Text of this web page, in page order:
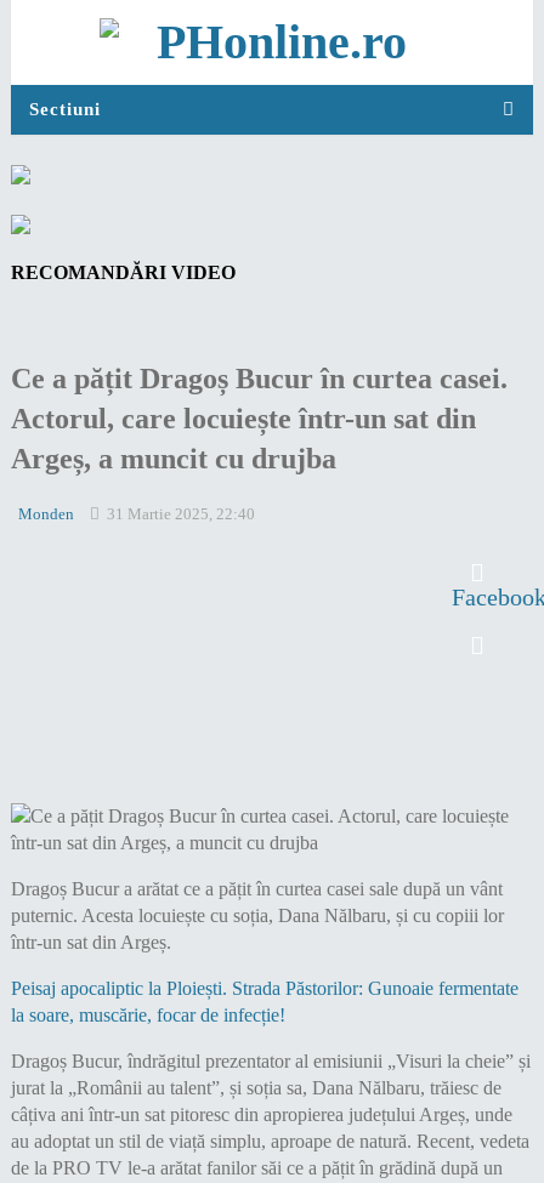
Sectiuni
RECOMANDĂRI VIDEO
Ce a pățit Dragoș Bucur în curtea casei.
Actorul, care locuiește într-un sat din
Argeș, a muncit cu drujba
Monden 31 Martie 2025, 22:40
Dragoș Bucur a arătat ce a pățit în curtea casei sale după un vânt
puternic. Acesta locuiește cu soția, Dana Nălbaru, și cu copiii lor
într-un sat din Argeș.
Peisaj apocaliptic la Ploiești. Strada Păstorilor: Gunoaie fermentate
la soare, muscărie, focar de infecție!
Dragoș Bucur, îndrăgitul prezentator al emisiunii „Visuri la cheie” și
jurat la „Românii au talent”, și soția sa, Dana Nălbaru, trăiesc de
câțiva ani într-un sat pitoresc din apropierea județului Argeș, unde
au adoptat un stil de viață simplu, aproape de natură. Recent, vedeta
de la PRO TV le-a arătat fanilor săi ce a pățit în grădină după un